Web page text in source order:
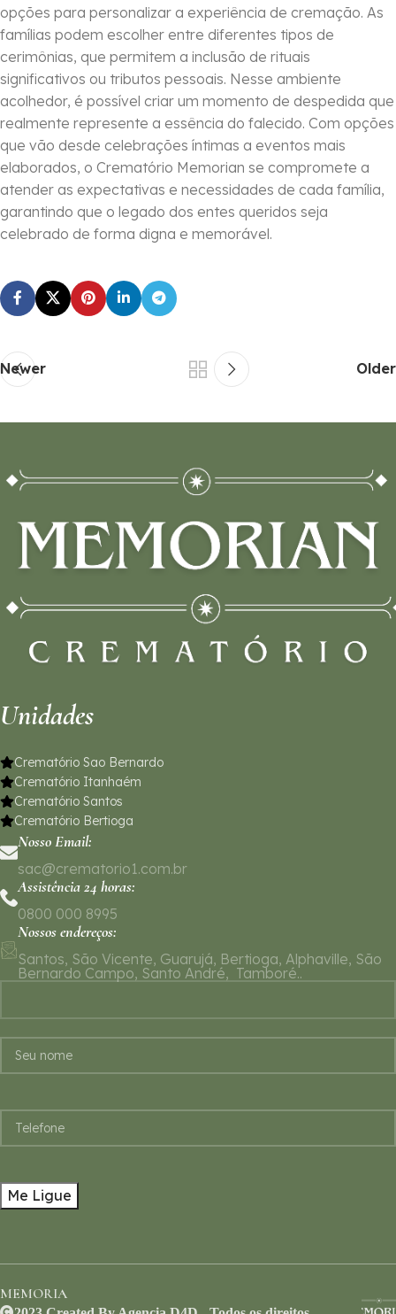
opções para personalizar a experiência de cremação. As
famílias podem escolher entre diferentes tipos de
cerimônias, que permitem a inclusão de rituais
significativos ou tributos pessoais. Nesse ambiente
acolhedor, é possível criar um momento de despedida que
realmente represente a essência do falecido. Com opções
que vão desde celebrações íntimas a eventos mais
elaborados, o Crematório Memorian se compromete a
atender as expectativas e necessidades de cada família,
garantindo que o legado dos entes queridos seja
celebrado de forma digna e memorável.
Newer Older
Unidades
Crematório Sao Bernardo
Crematório Itanhaém
Crematório Santos
Crematório Bertioga
Nosso Email:
sac@crematorio1.com.br
Assistência 24 horas:
0800 000 8995
Nossos endereços:
Santos, São Vicente, Guarujá, Bertioga, Alphaville, São
Bernardo Campo, Santo André, Tamboré..
MEMORIA